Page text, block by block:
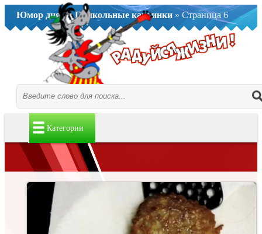
Юмор дня..»Прикольные картинки » Страница 6
Категории